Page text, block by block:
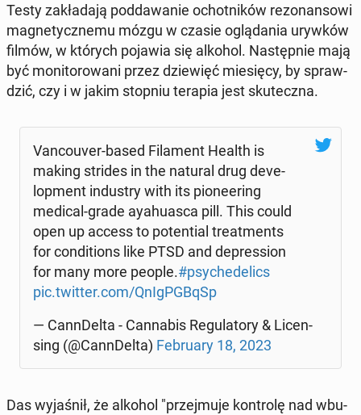
Testy za­kła­da­ją pod­da­wa­nie ochot­ni­ków re­zo­nan­so­wi
ma­gne­tycz­ne­mu mózgu w czasie oglą­da­nia urywków
filmów, w których pojawia się alkohol. Na­stęp­nie mają
być mo­ni­to­ro­wa­ni przez dzie­więć mie­się­cy, by spraw­
dzić, czy i w jakim stopniu terapia jest sku­tecz­na.
Van­co­uver-based Fi­la­ment Health is
making strides in the natural drug de­ve­
lop­ment in­du­stry with its pio­ne­ering
medical-grade ay­ahu­asca pill. This could
open up access to po­ten­tial tre­at­ments
for con­di­tions like PTSD and de­pres­sion
for many more people.#psy­che­de­lics
pic.twitter.com/QnIgPG­BqSp
— Can­n­Del­ta - Can­na­bis Re­gu­la­to­ry & Li­cen­
sing (@Can­n­Del­ta) Fe­bru­ary 18, 2023
Das wy­ja­śnił, że alkohol "przej­mu­je kon­tro­lę nad wbu­